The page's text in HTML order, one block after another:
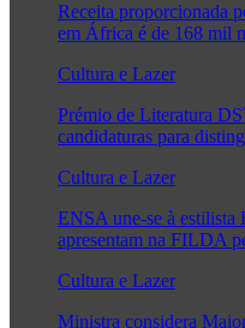
Receita proporcionada
em África é de 168 mil
Cultura e Lazer
Prémio de Literatura
candidaturas para
Cultura e Lazer
ENSA une-se à estilista
apresentam na FILDA
Cultura e Lazer
Ministra considera